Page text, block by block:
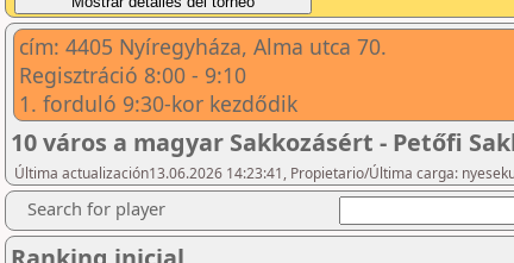
cím: 4405 Nyíregyháza, Alma utca 70.
Regisztráció 8:00 - 9:10
1. forduló 9:30-kor kezdődik
10 város a magyar Sakkozásért - Petőfi
Última actualización13.06.2026 14:23:41, Propietario/Última carga:
Search for player